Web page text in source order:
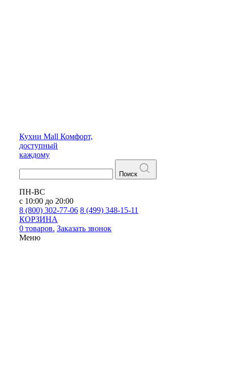
Кухни Mall Комфорт,
доступный
каждому
Поиск
ПН-ВС
с 10:00 до 20:00
8 (800) 302-77-06 8 (499) 348-15-11
КОРЗИНА
0 товаров. Заказать звонок
Меню